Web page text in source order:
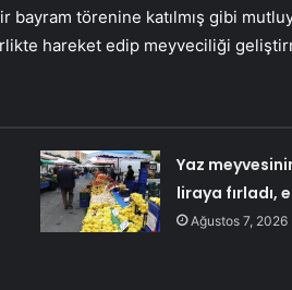
bayram törenine katılmış gibi
hareket edip meyveciliği
Yaz
liraya fırladı,
Ağustos 7, 2026